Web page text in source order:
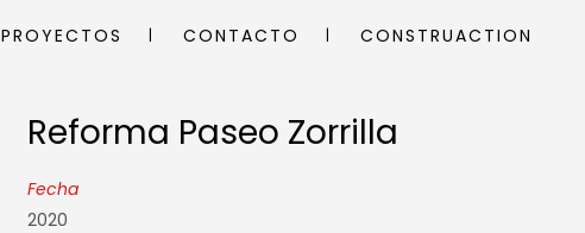
PROYECTOS CONTACTO CONSTRUACTION
Reforma Paseo Zorrilla
Fecha
2020